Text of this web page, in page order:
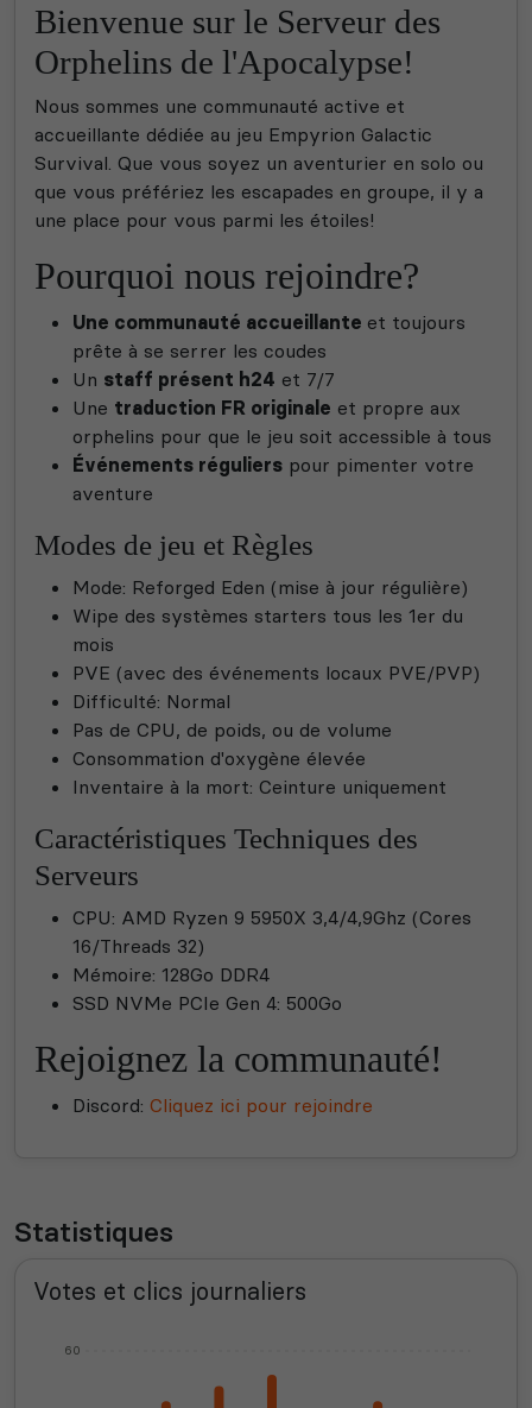
Bienvenue sur le Serveur des
Orphelins de l'Apocalypse!
Nous sommes une communauté active et
accueillante dédiée au jeu Empyrion Galactic
Survival. Que vous soyez un aventurier en solo ou
que vous préfériez les escapades en groupe, il y a
une place pour vous parmi les étoiles!
Pourquoi nous rejoindre?
Une communauté accueillante et toujours
prête à se serrer les coudes
Un staff présent h24 et 7/7
Une traduction FR originale et propre aux
orphelins pour que le jeu soit accessible à tous
Événements réguliers pour pimenter votre
aventure
Modes de jeu et Règles
Mode: Reforged Eden (mise à jour régulière)
Wipe des systèmes starters tous les 1er du
mois
PVE (avec des événements locaux PVE/PVP)
Difficulté: Normal
Pas de CPU, de poids, ou de volume
Consommation d'oxygène élevée
Inventaire à la mort: Ceinture uniquement
Caractéristiques Techniques des
Serveurs
CPU: AMD Ryzen 9 5950X 3,4/4,9Ghz (Cores
16/Threads 32)
Mémoire: 128Go DDR4
SSD NVMe PCIe Gen 4: 500Go
Rejoignez la communauté!
Discord: Cliquez ici pour rejoindre
Statistiques
Votes et clics journaliers
60